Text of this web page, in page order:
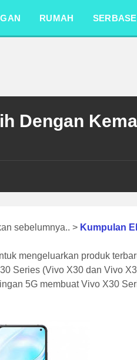
RUMAH
Dengan
sebelumnya.. > Kumpulan
mengeluarkan produk
Series (Vivo X30 dan Vivo
5G membuat Vivo X30